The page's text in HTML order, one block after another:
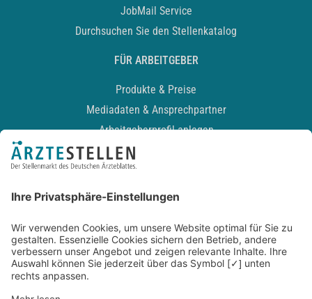
JobMail Service
Durchsuchen Sie den Stellenkatalog
FÜR ARBEITGEBER
Produkte & Preise
Mediadaten & Ansprechpartner
Arbeitgeberprofil anlegen
Recruiting-Podcast
Kontakt
Datenschutz
Newsletter